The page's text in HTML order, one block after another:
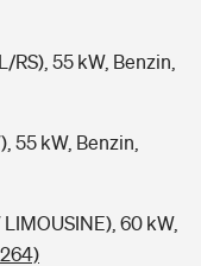
RS), 55 kW, Benzin,
55 kW, Benzin,
LIMOUSINE), 60 kW,